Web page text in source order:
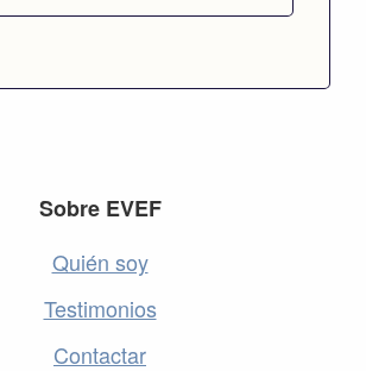
Sobre EVEF
Quién soy
Testimonios
Contactar